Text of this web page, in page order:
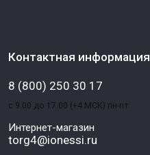
Контактная информация
8 (800) 250 30 17
с 9.00 до 17.00 (+4 МСК) пн-пт
Интернет-магазин
torg4@ionessi.ru